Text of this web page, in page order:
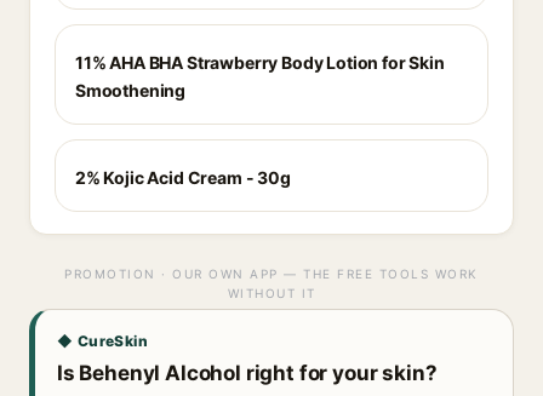
11% AHA BHA Strawberry Body Lotion for Skin
Smoothening
2% Kojic Acid Cream - 30g
PROMOTION · OUR OWN APP — THE FREE TOOLS WORK
WITHOUT IT
◆ CureSkin
Is Behenyl Alcohol right for your skin?